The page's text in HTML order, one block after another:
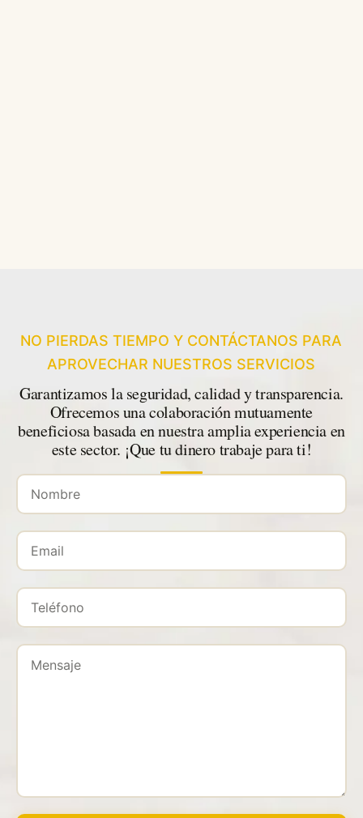
NO PIERDAS TIEMPO Y CONTÁCTANOS PARA
APROVECHAR NUESTROS SERVICIOS
Garantizamos la seguridad, calidad y transparencia.
Ofrecemos una colaboración mutuamente
beneficiosa basada en nuestra amplia experiencia en
este sector. ¡Que tu dinero trabaje para ti!